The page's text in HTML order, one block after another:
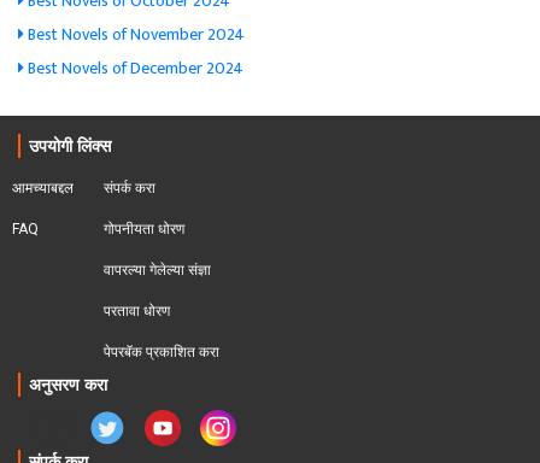
Best Novels of November 2024
Best Novels of December 2024
उपयोगी लिंक्स
आमच्याबद्दल
FAQ
संपर्क करा
गोपनीयता धोरण
वापरल्या गेलेल्या संज्ञा
परतावा धोरण
पेपरबॅक प्रकाशित करा
अनुसरण करा